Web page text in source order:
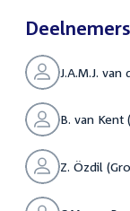
Deelnemers
J.A.M.J. van
B. van Kent
Z. Özdil